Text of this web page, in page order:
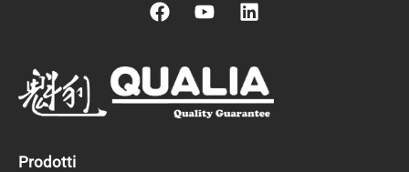
a
e
b
o
o
t
u
b
e
i
k
e
d
i
Prodotti